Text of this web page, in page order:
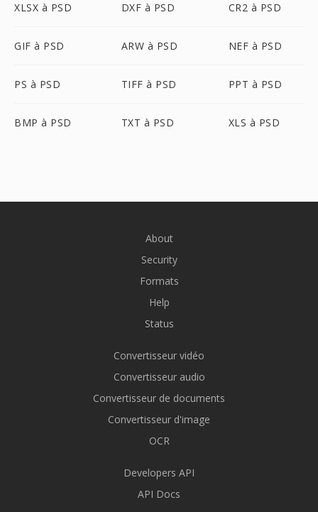
XLSX à PSD DXF à PSD CR2 à PSD
GIF à PSD ARW à PSD NEF à PSD
PS à PSD TIFF à PSD PPT à PSD
BMP à PSD TXT à PSD XLS à PSD
About
Security
Formats
Help
Status
Convertisseur vidéo
Convertisseur audio
Convertisseur de documents
Convertisseur d'image
OCR
Developers API
API Docs